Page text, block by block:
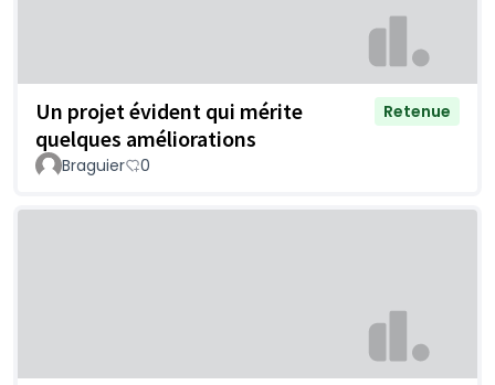
Un projet évident qui mérite
quelques améliorations
Retenue
Braguier 0